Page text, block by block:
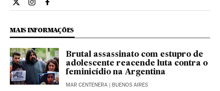
Cultura El País Brasil en Twitter
Cultura El País Brasil en Instagram
Cultura El País Brasil en Facebook
MAIS INFORMAÇÕES
Brutal assassinato com estupro de
adolescente reacende luta contra o
feminicídio na Argentina
MAR CENTENERA | BUENOS AIRES